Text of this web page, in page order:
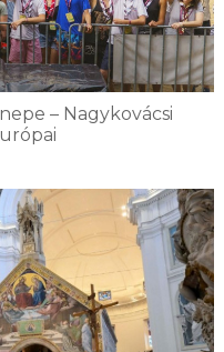
– Nagykovácsi